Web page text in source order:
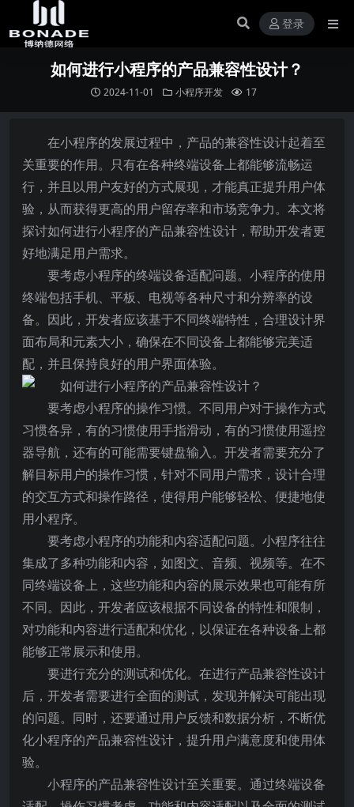
登录
如何进行小程序的产品兼容性设计？
2024-11-01 小程序开发 17
在小程序的发展过程中，产品的兼容性设计起着至
关重要的作用。只有在各种终端设备上都能够流畅运
行，并且以用户友好的方式展现，才能真正提升用户体
验，从而获得更高的用户留存率和市场竞争力。本文将
探讨如何进行小程序的产品兼容性设计，帮助开发者更
好地满足用户需求。
要考虑小程序的终端设备适配问题。小程序的使用
终端包括手机、平板、电视等各种尺寸和分辨率的设
备。因此，开发者应该基于不同终端特性，合理设计界
面布局和元素大小，确保在不同设备上都能够完美适
配，并且保持良好的用户界面体验。
要考虑小程序的操作习惯。不同用户对于操作方式
习惯各异，有的习惯使用手指滑动，有的习惯使用遥控
器导航，还有的可能需要键盘输入。开发者需要充分了
解目标用户的操作习惯，针对不同用户需求，设计合理
的交互方式和操作路径，使得用户能够轻松、便捷地使
用小程序。
要考虑小程序的功能和内容适配问题。小程序往往
集成了多种功能和内容，如图文、音频、视频等。在不
同终端设备上，这些功能和内容的展示效果也可能有所
不同。因此，开发者应该根据不同设备的特性和限制，
对功能和内容进行适配和优化，以保证在各种设备上都
能够正常展示和使用。
要进行充分的测试和优化。在进行产品兼容性设计
后，开发者需要进行全面的测试，发现并解决可能出现
的问题。同时，还要通过用户反馈和数据分析，不断优
化小程序的产品兼容性设计，提升用户满意度和使用体
验。
小程序的产品兼容性设计至关重要。通过终端设备